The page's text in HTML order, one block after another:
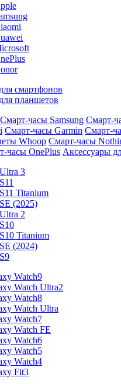
смартфонов
планшетов
Смарт-часы Samsung Смарт-
Смарт-часы Garmin Смарт-
Whoop Смарт-часы
часы OnePlus Аксессуары
3
Titanium
(2025)
2
Titanium
(2024)
Watch9
Watch Ultra2
Watch8
Watch Ultra
Watch7
Watch FE
Watch6
Watch5
Watch4
Fit3